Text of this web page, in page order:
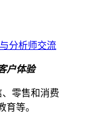
与分析师交流
户体验
零售和消费
育等。